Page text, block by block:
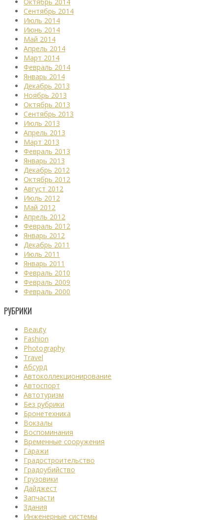
Октябрь 2014
Сентябрь 2014
Июль 2014
Июнь 2014
Май 2014
Апрель 2014
Март 2014
Февраль 2014
Январь 2014
Декабрь 2013
Ноябрь 2013
Октябрь 2013
Сентябрь 2013
Июль 2013
Апрель 2013
Март 2013
Февраль 2013
Январь 2013
Декабрь 2012
Октябрь 2012
Август 2012
Июль 2012
Май 2012
Апрель 2012
Февраль 2012
Январь 2012
Декабрь 2011
Июль 2011
Январь 2011
Февраль 2010
Февраль 2009
Февраль 2000
РУБРИКИ
Beauty
Fashion
Photography
Travel
Абсурд
Автоколлекционирование
Автоспорт
Автотуризм
Без рубрики
Бронетехника
Вокзалы
Воспоминания
Временные сооружения
Гаражи
Градостроительство
Градоубийство
Грузовики
Дайджест
Запчасти
Здания
Инженерные системы